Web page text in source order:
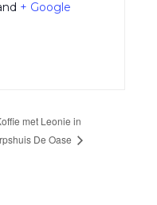
+ Google
met Leonie in
De Oase